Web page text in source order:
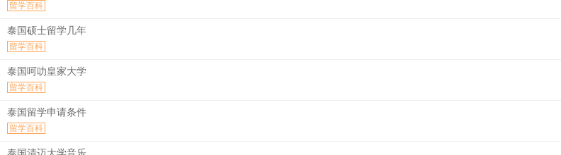
留学百科
泰国硕士留学几年
留学百科
泰国呵叻皇家大学
留学百科
泰国留学申请条件
留学百科